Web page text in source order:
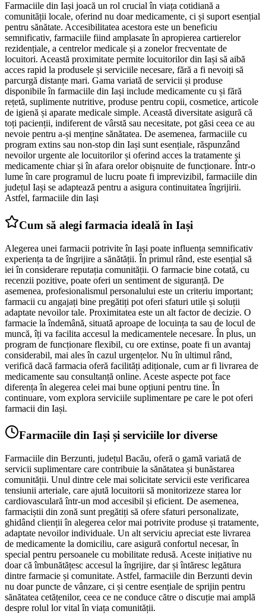
Farmaciile din Iași joacă un rol crucial în viața cotidiană a
comunității locale, oferind nu doar medicamente, ci și suport esențial
pentru sănătate. Accesibilitatea acestora este un beneficiu
semnificativ, farmaciile fiind amplasate în apropierea cartierelor
rezidențiale, a centrelor medicale și a zonelor frecventate de
locuitori. Această proximitate permite locuitorilor din Iași să aibă
acces rapid la produsele și serviciile necesare, fără a fi nevoiți să
parcurgă distanțe mari. Gama variată de servicii și produse
disponibile în farmaciile din Iași include medicamente cu și fără
rețetă, suplimente nutritive, produse pentru copii, cosmetice, articole
de igienă și aparate medicale simple. Această diversitate asigură că
toți pacienții, indiferent de vârstă sau necesitate, pot găsi ceea ce au
nevoie pentru a-și menține sănătatea. De asemenea, farmaciile cu
program extins sau non-stop din Iași sunt esențiale, răspunzând
nevoilor urgente ale locuitorilor și oferind acces la tratamente și
medicamente chiar și în afara orelor obișnuite de funcționare. Într-o
lume în care programul de lucru poate fi imprevizibil, farmaciile din
județul Iași se adaptează pentru a asigura continuitatea îngrijirii.
Astfel, farmaciile din Iași
Cum să alegi farmacia ideală în Iași
Alegerea unei farmacii potrivite în Iași poate influența semnificativ
experiența ta de îngrijire a sănătății. În primul rând, este esențial să
iei în considerare reputația comunității. O farmacie bine cotată, cu
recenzii pozitive, poate oferi un sentiment de siguranță. De
asemenea, profesionalismul personalului este un criteriu important;
farmacii cu angajați bine pregătiți pot oferi sfaturi utile și soluții
adaptate nevoilor tale. Proximitatea este un alt factor de decizie. O
farmacie la îndemână, situată aproape de locuința ta sau de locul de
muncă, îți va facilita accesul la medicamentele necesare. În plus, un
program de funcționare flexibil, cu ore extinse, poate fi un avantaj
considerabil, mai ales în cazul urgențelor. Nu în ultimul rând,
verifică dacă farmacia oferă facilități adiționale, cum ar fi livrarea de
medicamente sau consultanță online. Aceste aspecte pot face
diferența în alegerea celei mai bune opțiuni pentru tine. În
continuare, vom explora serviciile suplimentare pe care le pot oferi
farmacii din Iași.
Farmaciile din Iași și serviciile lor diverse
Farmaciile din Berzunti, județul Bacău, oferă o gamă variată de
servicii suplimentare care contribuie la sănătatea și bunăstarea
comunității. Unul dintre cele mai solicitate servicii este verificarea
tensiunii arteriale, care ajută locuitorii să monitorizeze starea lor
cardiovasculară într-un mod accesibil și eficient. De asemenea,
farmaciștii din zonă sunt pregătiți să ofere sfaturi personalizate,
ghidând clienții în alegerea celor mai potrivite produse și tratamente,
adaptate nevoilor individuale. Un alt serviciu apreciat este livrarea
de medicamente la domiciliu, care asigură confortul necesar, în
special pentru persoanele cu mobilitate redusă. Aceste inițiative nu
doar că îmbunătățesc accesul la îngrijire, dar și întăresc legătura
dintre farmacie și comunitate. Astfel, farmaciile din Berzunti devin
nu doar puncte de vânzare, ci și centre esențiale de sprijin pentru
sănătatea cetățenilor, ceea ce ne conduce către o discuție mai amplă
despre rolul lor vital în viața comunității.